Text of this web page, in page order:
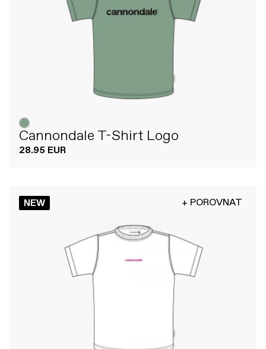
Cannondale T-Shirt Logo
28.95 EUR
NEW + POROVNAT